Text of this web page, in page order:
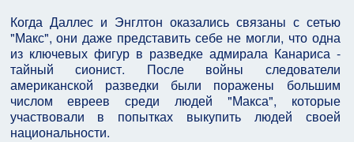
Когда Даллес и Энглтон оказались связаны с сетью
"Макс", они даже представить себе не могли, что одна
из ключевых фигур в разведке адмирала Канариса -
тайный сионист. После войны следователи
американской разведки были поражены большим
числом евреев среди людей "Макса", которые
участвовали в попытках выкупить людей своей
национальности.